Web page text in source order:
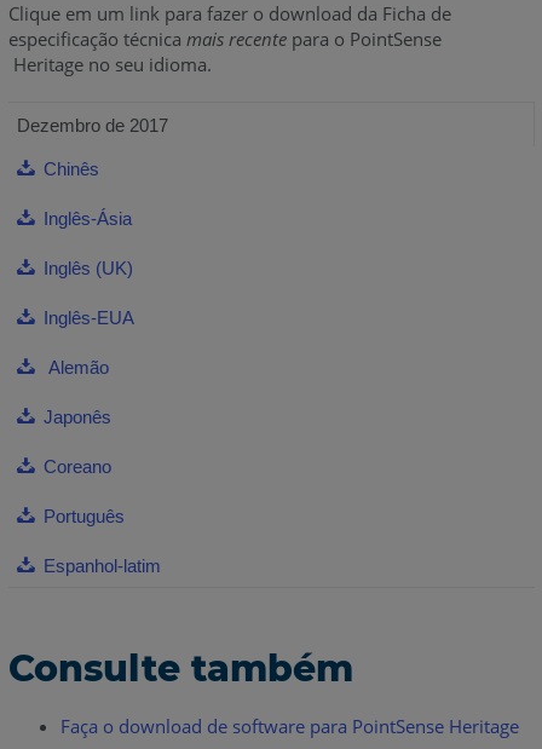
Clique em um link para fazer o download da Ficha de
especificação técnica mais recentepara o PointSense
Heritage no seu idioma.
Dezembro de 2017
Chinês
Inglês-Ásia
Inglês (UK)
Inglês-EUA
Alemão
Japonês
Coreano
Português
Espanhol-latim
Consulte também
Faça o download de software para PointSense Heritage